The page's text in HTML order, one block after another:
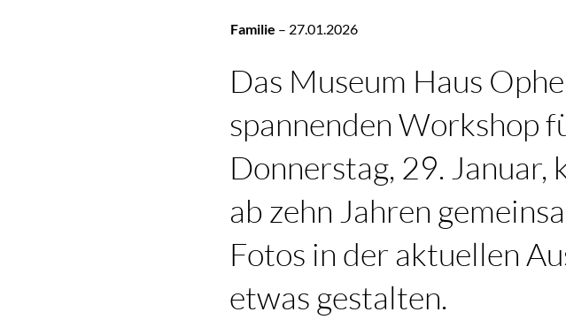
Familie – 27.01.2026
Das Museum Haus
spannenden Workshop
Donnerstag, 29.
ab zehn Jahren
Fotos in der aktuellen
etwas gestalten.